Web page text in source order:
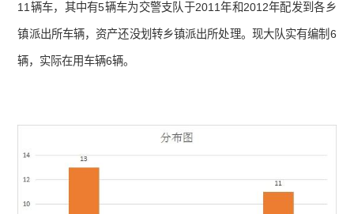
11辆车，其中有5辆车为交警支队于2011年和2012年配发到各乡
镇派出所车辆，资产还没划转乡镇派出所处理。现大队实有编制6
辆，实际在用车辆6辆。